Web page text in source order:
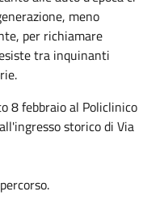
meno
per richiamare
tra inquinanti
8 febbraio al Policlinico
storico di Via